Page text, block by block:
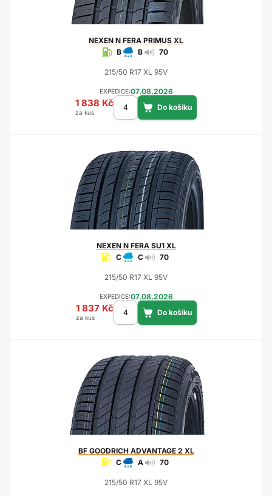
NEXEN N FERA PRIMUS XL
B
B 70
215/50 R17 XL 95V
EXPEDICE:07.08.2026
1 838 Kč
za kus
NEXENN FERA SU1 XL
C
C 70
215/50 R17 XL 95V
EXPEDICE:07.08.2026
1 837 Kč
za kus
BF GOODRICHADVANTAGE 2 XL
C
A 70
215/50 R17 XL 95V